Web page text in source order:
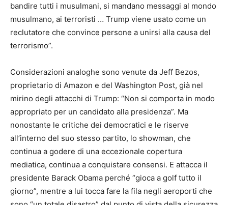
bandire tutti i musulmani, si mandano messaggi al mondo
musulmano, ai terroristi … Trump viene usato come un
reclutatore che convince persone a unirsi alla causa del
terrorismo”.
Considerazioni analoghe sono venute da Jeff Bezos,
proprietario di Amazon e del Washington Post, già nel
mirino degli attacchi di Trump: “Non si comporta in modo
appropriato per un candidato alla presidenza”. Ma
nonostante le critiche dei democratici e le riserve
all’interno del suo stesso partito, lo showman, che
continua a godere di una eccezionale copertura
mediatica, continua a conquistare consensi. E attacca il
presidente Barack Obama perché “gioca a golf tutto il
giorno”, mentre a lui tocca fare la fila negli aeroporti che